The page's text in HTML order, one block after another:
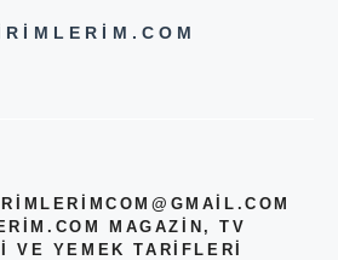
MAGAZIN, TV
VE YEMEK TARIFLERI